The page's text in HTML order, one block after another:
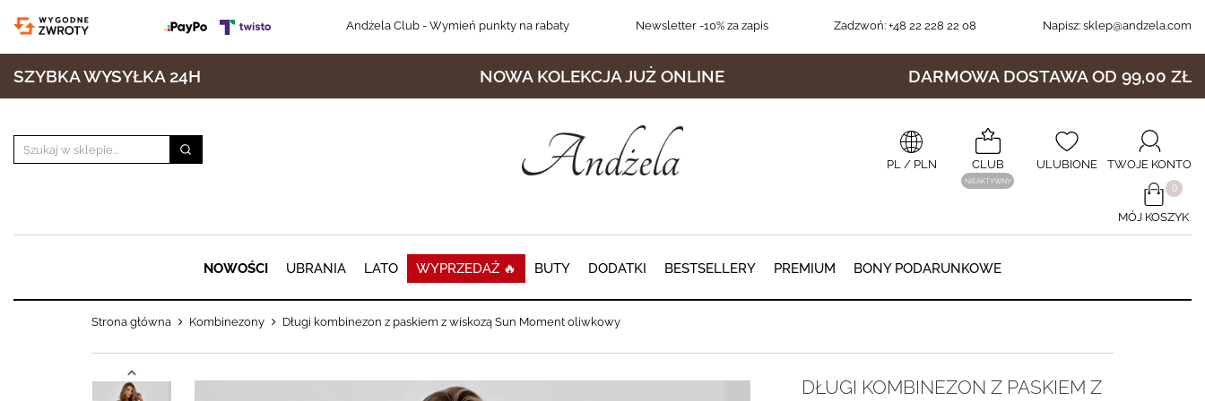
Andżela Club- Wymień punkty na rabaty Newsletter-10% za zapis Zadzwoń: +48 22 228 22 08 Napisz: sklep@andzela.com
SZYBKA WYSYŁKA 24H NOWA KOLEKCJA JUŻ ONLINE DARMOWA DOSTAWA OD 99,00 ZŁ
PL/ PLN CLUB
NIEAKTYWNY
ULUBIONE TWOJE KONTO
​0
MÓJ KOSZYK
NOWOŚCI UBRANIA LATO WYPRZEDAŻ 🔥 BUTY DODATKI BESTSELLERY PREMIUM BONY PODARUNKOWE
Strona główna Kombinezony Długi kombinezon z paskiem z wiskozą Sun Moment oliwkowy
DŁUGI KOMBINEZON Z PASKIEM Z